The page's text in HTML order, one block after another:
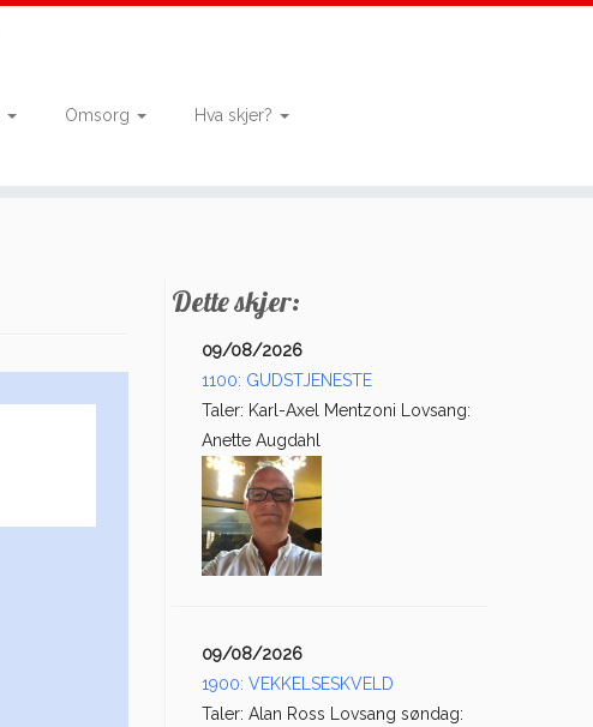
Omsorg
Hva skjer?
Dette skjer:
09/08/2026
1100: GUDSTJENESTE
Taler: Karl-Axel Mentzoni Lovsang:
Anette Augdahl
09/08/2026
1900: VEKKELSESKVELD
Taler: Alan Ross Lovsang søndag: